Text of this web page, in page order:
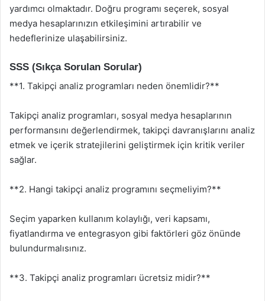
yardımcı olmaktadır. Doğru programı seçerek, sosyal
medya hesaplarınızın etkileşimini artırabilir ve
hedeflerinize ulaşabilirsiniz.
SSS (Sıkça Sorulan Sorular)
**1. Takipçi analiz programları neden önemlidir?**
Takipçi analiz programları, sosyal medya hesaplarının
performansını değerlendirmek, takipçi davranışlarını analiz
etmek ve içerik stratejilerini geliştirmek için kritik veriler
sağlar.
**2. Hangi takipçi analiz programını seçmeliyim?**
Seçim yaparken kullanım kolaylığı, veri kapsamı,
fiyatlandırma ve entegrasyon gibi faktörleri göz önünde
bulundurmalısınız.
**3. Takipçi analiz programları ücretsiz midir?**